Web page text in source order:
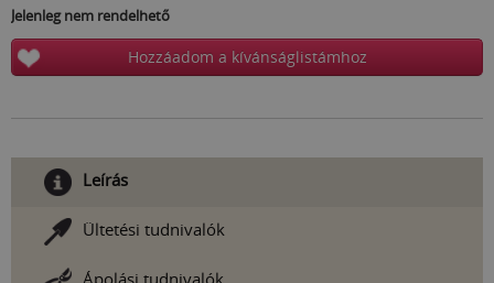
Jelenleg nem rendelhető
Hozzáadom a kívánságlistámhoz
Leírás
Ültetési tudnivalók